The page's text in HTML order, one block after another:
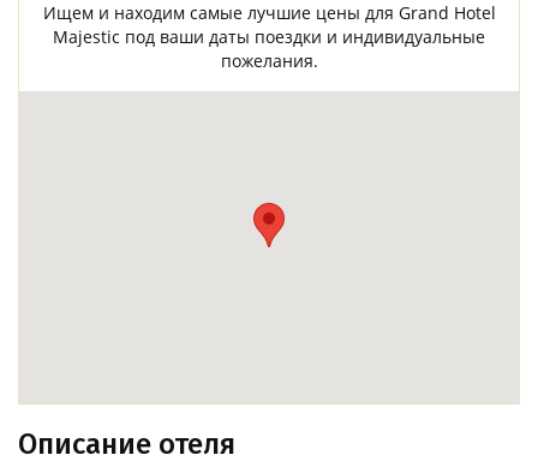
Ищем и находим самые лучшие цены для Grand Hotel
Majestic под ваши даты поездки и индивидуальные
пожелания.
Описание отеля